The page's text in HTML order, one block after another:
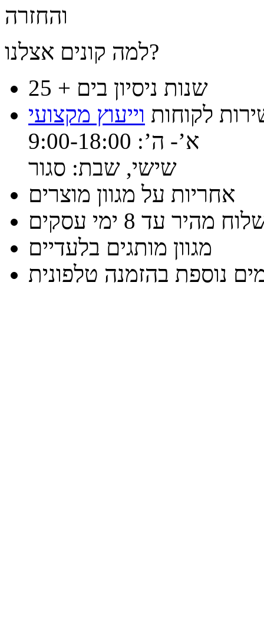
והחזרה
למה קונים אצלנו?
25 + שנות ניסיון בים
לקוחות וייעוץ מקצועי
א’- ה’: 9:00-18:00
שישי, שבת: סגור
אחריות על מגוון מוצרים
מהיר עד 8 ימי עסקים
מגוון מותגים בלעדיים
נוספת בהזמנה טלפונית